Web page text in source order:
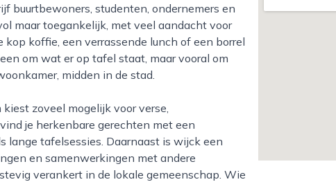
buurtbewoners, studenten, ondernemers en
maar toegankelijk, met veel aandacht voor
koffie, een verrassende lunch of een borrel
om wat er op tafel staat, maar vooral om
midden in de stad.
je herkenbare gerechten met een
tafelsessies. Daarnaast is wijck een
en samenwerkingen met andere
verankert in de lokale gemeenschap. Wie